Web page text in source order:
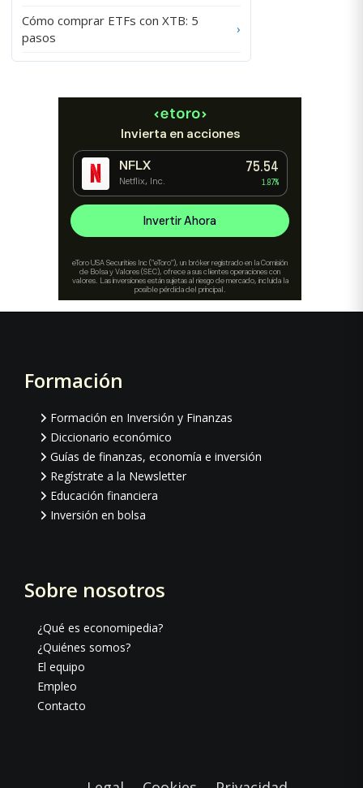
Cómo comprar ETFs con XTB: 5
pasos
›
Footer
Formación
Formación en Inversión y Finanzas
Diccionario económico
Guías de finanzas, economía e inversión
Regístrate a la Newsletter
Educación financiera
Inversión en bolsa
Sobre nosotros
¿Qué es economipedia?
¿Quiénes somos?
El equipo
Empleo
Contacto